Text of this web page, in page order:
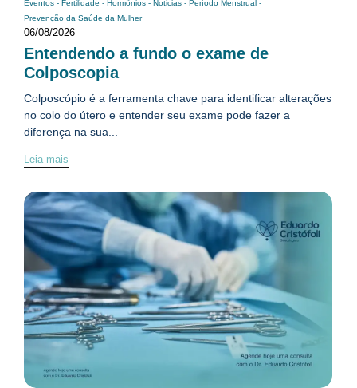
Eventos - Fertilidade - Hormônios - Noticias - Período Menstrual -
Prevenção da Saúde da Mulher
06/08/2026
Entendendo a fundo o exame de
Colposcopia
Colposcópio é a ferramenta chave para identificar alterações
no colo do útero e entender seu exame pode fazer a
diferença na sua...
Leia mais